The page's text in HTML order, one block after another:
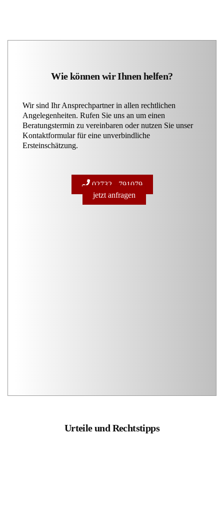
Wie können wir Ihnen helfen?
Wir sind Ihr Ansprechpartner in allen rechtlichen
Angelegenheiten. Rufen Sie uns an um einen
Beratungstermin zu vereinbaren oder nutzen Sie unser
Kontaktformular für eine unverbindliche
Ersteinschätzung.
02732 - 791079
jetzt anfragen
Urteile und Rechtstipps